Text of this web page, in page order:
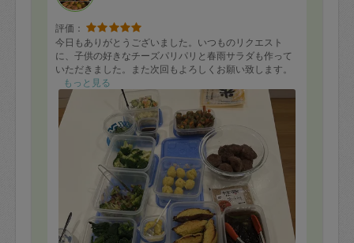
評価：
今日もありがとうございました。いつものリクエスト
に、子供の好きなチーズパリパリと春雨サラダも作って
いただきました。また次回もよろしくお願い致します。
もっと見る